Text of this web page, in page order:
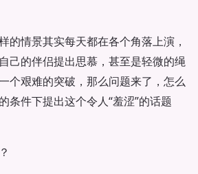
的情景其实每天都在各个角落上演，
己的伴侣提出思慕，甚至是轻微的绳
个艰难的突破，那么问题来了，怎么
条件下提出这个令人“羞涩”的话题